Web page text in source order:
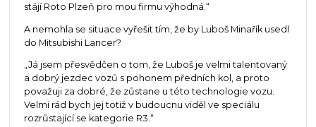
stájí Roto Plzeň pro mou firmu výhodná.“
A nemohla se situace vyřešit tím, že by Luboš Minařík usedl
do Mitsubishi Lancer?
„Já jsem přesvědčen o tom, že Luboš je velmi talentovaný
a dobrý jezdec vozů s pohonem předních kol, a proto
považuji za dobré, že zůstane u této technologie vozu.
Velmi rád bych jej totiž v budoucnu viděl ve speciálu
rozrůstající se kategorie R3.“